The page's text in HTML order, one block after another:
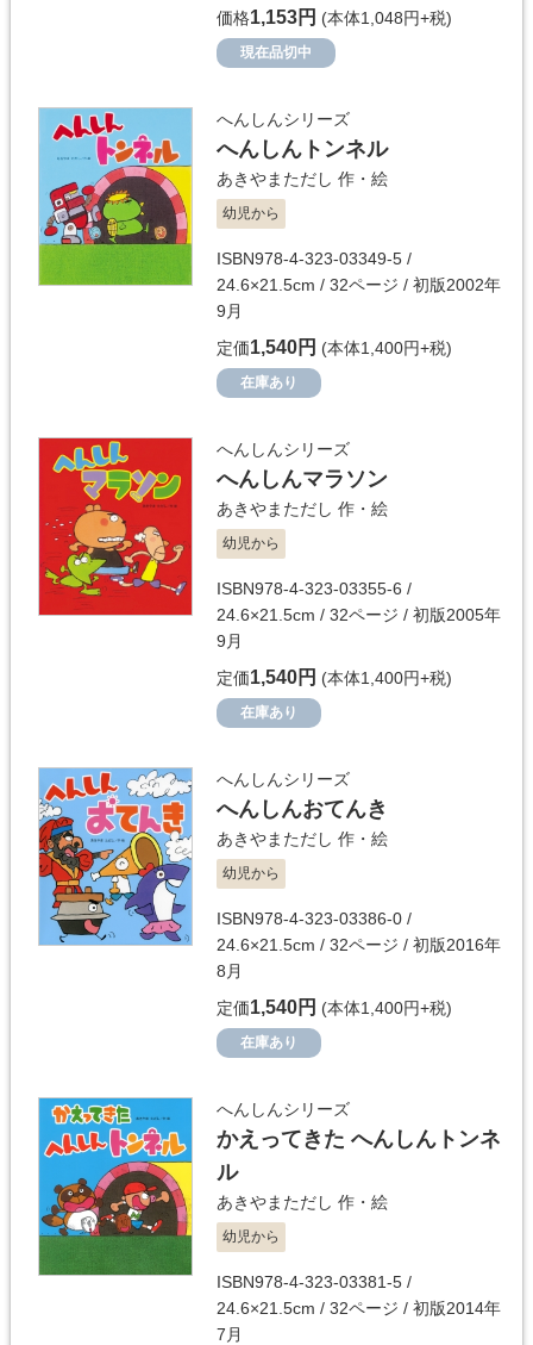
価格1,153円 (本体1,048円+税)
現在品切中
へんしんシリーズ
へんしんトンネル
あきやまただし 作・絵
幼児から
ISBN978-4-323-03349-5 /
24.6×21.5cm / 32ページ / 初版2002年
9月
定価1,540円 (本体1,400円+税)
在庫あり
へんしんシリーズ
へんしんマラソン
あきやまただし 作・絵
幼児から
ISBN978-4-323-03355-6 /
24.6×21.5cm / 32ページ / 初版2005年
9月
定価1,540円 (本体1,400円+税)
在庫あり
へんしんシリーズ
へんしんおてんき
あきやまただし 作・絵
幼児から
ISBN978-4-323-03386-0 /
24.6×21.5cm / 32ページ / 初版2016年
8月
定価1,540円 (本体1,400円+税)
在庫あり
へんしんシリーズ
かえってきた へんしんトンネ
ル
あきやまただし 作・絵
幼児から
ISBN978-4-323-03381-5 /
24.6×21.5cm / 32ページ / 初版2014年
7月